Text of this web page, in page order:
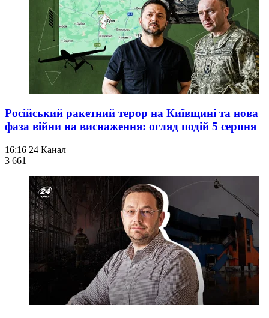
Російський ракетний терор на Київщині та нова
фаза війни на виснаження: огляд подій 5 серпня
16:16 24 Канал
3 661